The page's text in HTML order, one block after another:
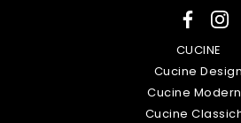
CUCINE
Cucine Design
Cucine
Cucine